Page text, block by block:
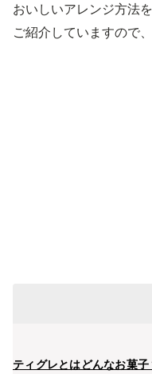
おいしいアレンジ方法
ご紹介していますので
ティグレとはどんなお菓